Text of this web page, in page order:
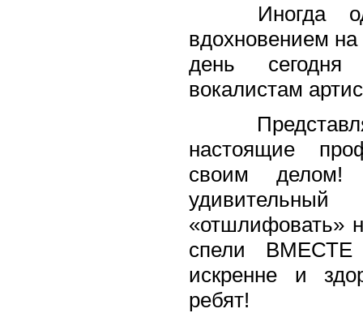
Иногда
вдохновением
день
вокалистам
настоящие
своим
«отшлифовать»
спели
искренне и
ребят!